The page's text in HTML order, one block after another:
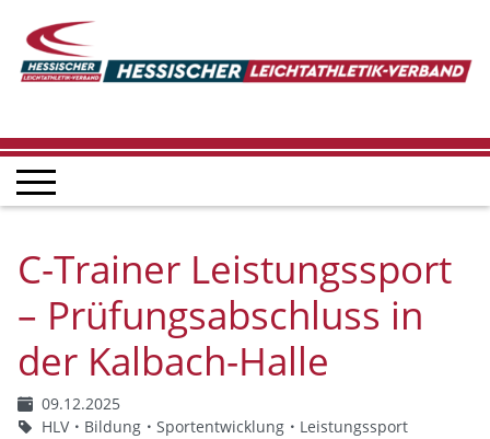
C-Trainer Leistungssport
– Prüfungsabschluss in
der Kalbach-Halle
09.12.2025
HLV
Bildung Sportentwicklung Leistungssport